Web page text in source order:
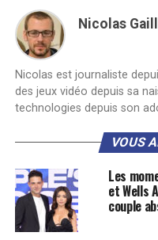
Nicolas
Nicolas est journaliste
des jeux vidéo depuis sa
technologies depuis son
VOUS
Les
et Wells
couple